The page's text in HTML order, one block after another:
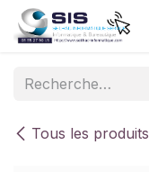
Se rendre au contenu
Tous les produits